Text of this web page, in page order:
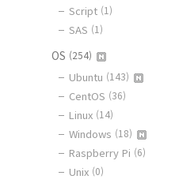
Script (1)
SAS (1)
OS (254)
Ubuntu (143)
CentOS (36)
Linux (14)
Windows (18)
Raspberry Pi (6)
Unix (0)